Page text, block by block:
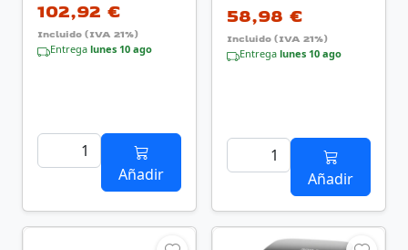
102,92 €
Incluido (IVA 21%)
Entrega lunes 10 ago
Añadir
58,98 €
Incluido (IVA 21%)
Entrega lunes 10 ago
Añadir